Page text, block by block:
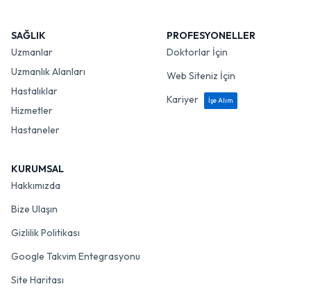
SAĞLIK
Uzmanlar
Uzmanlık Alanları
Hastalıklar
Hizmetler
Hastaneler
PROFESYONELLER
Doktorlar İçin
Web Siteniz İçin
Kariyer
İşe Alım
KURUMSAL
Hakkımızda
Bize Ulaşın
Gizlilik Politikası
Google Takvim Entegrasyonu
Site Haritası